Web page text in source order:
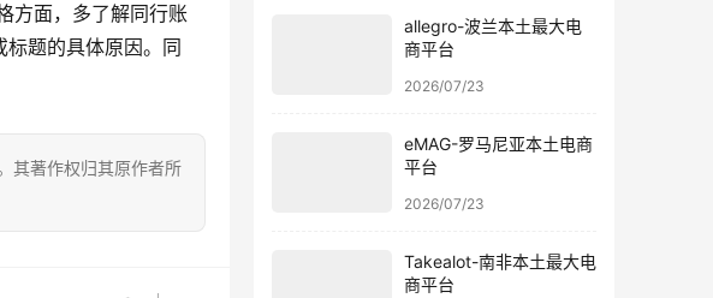
方面，多了解同行账
题的具体原因。同
其著作权归其原作者所
allegro-波兰本土最大电
商平台
2026/07/23
eMAG-罗马尼亚本土电商
平台
2026/07/23
Takealot-南非本土最大电
商平台